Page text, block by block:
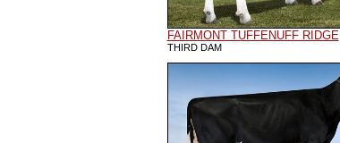
FAIRMONT TUFFENUFF RIDGE
THIRD DAM